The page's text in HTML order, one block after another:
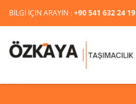
BİLGİ İÇİN ARAYIN :+90 541 632 24 19